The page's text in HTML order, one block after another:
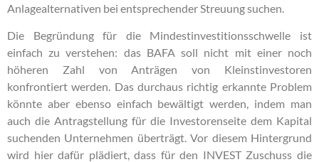
Anlagealternativen bei entsprechender Streuung suchen.
Die Begründung für die Mindestinvestitionsschwelle ist
einfach zu verstehen: das BAFA soll nicht mit einer noch
höheren Zahl von Anträgen von Kleinstinvestoren
konfrontiert werden. Das durchaus richtig erkannte Problem
könnte aber ebenso einfach bewältigt werden, indem man
auch die Antragstellung für die Investorenseite dem Kapital
suchenden Unternehmen überträgt. Vor diesem Hintergrund
wird hier dafür plädiert, dass für den INVEST Zuschuss die